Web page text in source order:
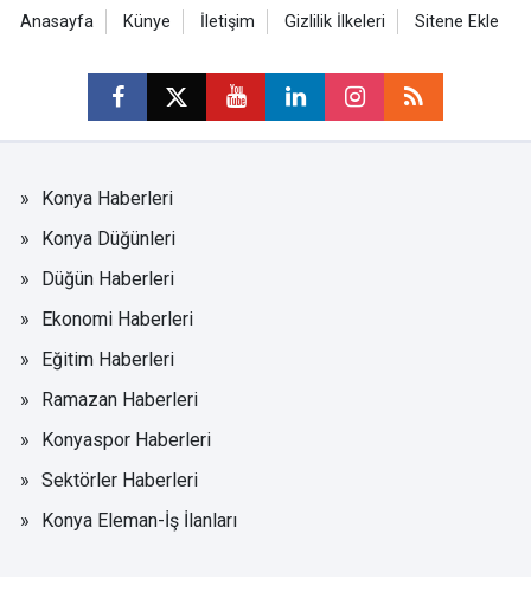
Anasayfa Künye İletişim Gizlilik İlkeleri Sitene Ekle
Konya Haberleri
Konya Düğünleri
Düğün Haberleri
Ekonomi Haberleri
Eğitim Haberleri
Ramazan Haberleri
Konyaspor Haberleri
Sektörler Haberleri
Konya Eleman-İş İlanları